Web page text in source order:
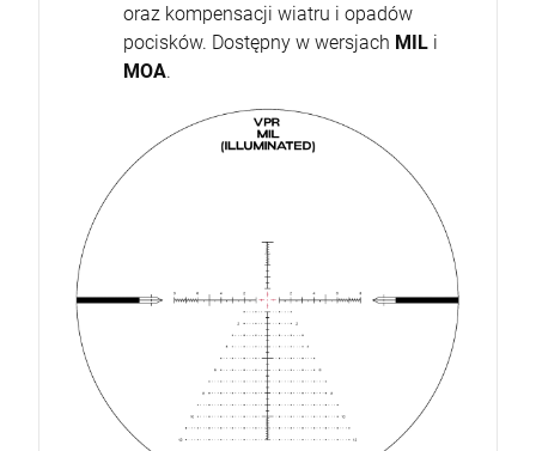
oraz kompensacji wiatru i opadów
pocisków. Dostępny w wersjach MIL i
MOA.